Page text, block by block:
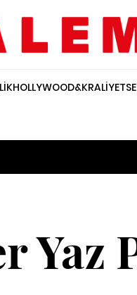
HOLLYWOOD&KRALİYET
Yaz